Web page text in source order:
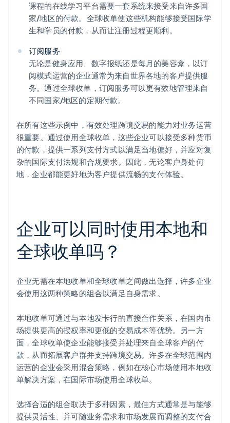
课程的在线学习平台需要一套系统来接受来自许多国
家/地区的付款。全球收单使这些机构能够接受国际学
生和学员的付款，从而让注册过程更顺利。
订阅服务
无论是健身应用、数字报纸还是每月的美容盒，以订
阅模式运营的企业通常为来自世界各地的客户提供服
务。通过全球收单，订阅服务可以更有效地管理来自
不同国家/地区的定期付款。
在所有这些示例中，有效处理跨境交易的能力对业务运营
很重要。通过使用全球收单，这些企业可以接受多种货币
的付款，提供一系列支付方式以满足当地偏好，并应对复
杂的国际支付法规和合规要求。因此，无论客户身处何
地，企业都能更好地为客户提供流畅的支付体验。
企业可以同时使用本地和
全球收单吗？
企业无需在本地收单和全球收单之间做出选择，许多企业
会使用这两种策略的组合以满足自身需求。
本地收单可通过与本地发卡行的直接合作关系，在国内市
场提供更高的授权率和更低的交易成本等优势。另一方
面，全球收单使企业能够接受并处理来自全球客户的付
款，从而拓展客户群并支持跨境交易。许多在全球范围内
运营的企业会采用混合策略，例如在核心市场使用本地收
单解决方案，在国际市场使用全球收单。
选择合适的组合取决于多种因素，最佳方式通常是与能够
提供灵活性、并可随业务需求和市场发展而调整的支付合